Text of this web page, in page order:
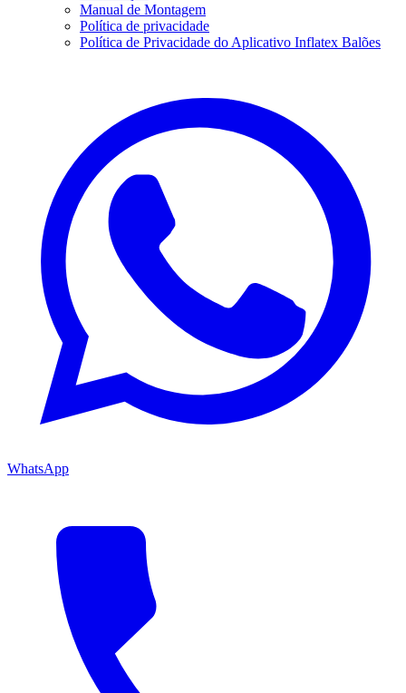
Manual de Montagem
Política de privacidade
Política de Privacidade do Aplicativo Inflatex Balões
WhatsApp